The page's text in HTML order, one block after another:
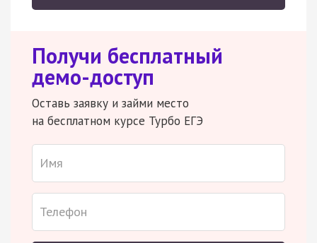
Получи бесплатный
демо-доступ
Оставь заявку и займи место
на бесплатном курсе Турбо ЕГЭ